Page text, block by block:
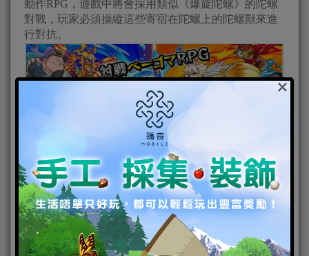
動作RPG，遊戲中將會採用類似《爆旋陀螺》的陀螺
對戰，玩家必須操縱這些寄宿在陀螺上的陀螺獸來進
行對抗。
×